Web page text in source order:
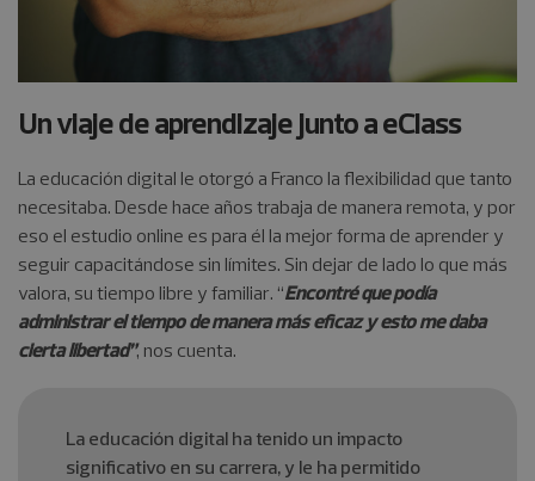
Un viaje de aprendizaje junto a eClass
La educación digital le otorgó a Franco la flexibilidad que tanto
necesitaba. Desde hace años trabaja de manera remota, y por
eso el estudio online es para él la mejor forma de aprender y
seguir capacitándose sin límites. Sin dejar de lado lo que más
valora, su tiempo libre y familiar. “Encontré que podía
administrar el tiempo de manera más eficaz y esto me daba
cierta libertad”, nos cuenta.
La educación digital ha tenido un impacto
significativo en su carrera, y le ha permitido